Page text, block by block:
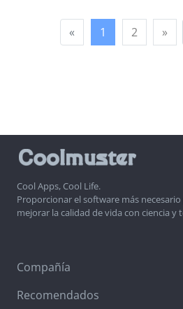
« 1 2 »
Cool Apps, Cool Life.
Proporcionar el software más
mejorar la calidad de vida con ciencia y
Compañía
Recomendados